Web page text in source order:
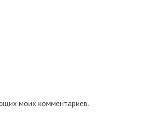
моих комментариев.